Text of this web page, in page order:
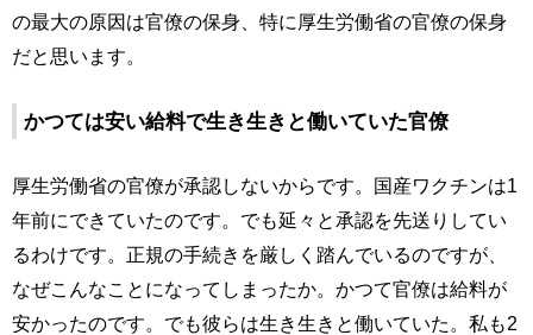
の最大の原因は官僚の保身、特に厚生労働省の官僚の保身
だと思います。
かつては安い給料で生き生きと働いていた官僚
厚生労働省の官僚が承認しないからです。国産ワクチンは1
年前にできていたのです。でも延々と承認を先送りしてい
るわけです。正規の手続きを厳しく踏んでいるのですが、
なぜこんなことになってしまったか。かつて官僚は給料が
安かったのです。でも彼らは生き生きと働いていた。私も2